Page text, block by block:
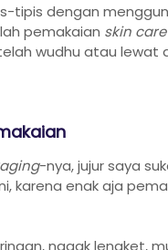
tipis dengan
pemakaian skin
wudhu atau lewat
-nya, jujur saya
karena enak aja
nggak lengket,